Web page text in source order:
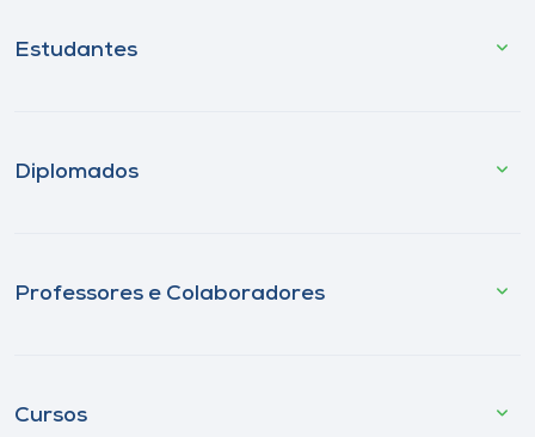
Estudantes
Diplomados
Professores e Colaboradores
Cursos